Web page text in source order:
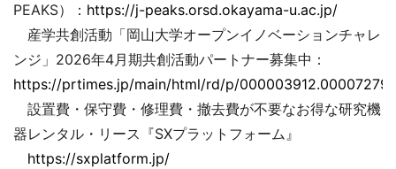
PEAKS）： https://j-peaks.orsd.okayama-u.ac.jp/
産学共創活動「岡山大学オープンイノベーションチャレ
ンジ」2026年4月期共創活動パートナー募集中：
https://prtimes.jp/main/html/rd/p/
設置費・保守費・修理費・撤去費が不要なお得な研究機
器レンタル・リース『SXプラットフォーム』
https://sxplatform.jp/